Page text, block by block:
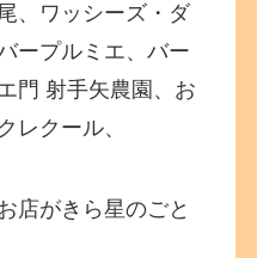
、ワッシーズ・ダ
ープルミエ、バー
門 射手矢農園、お
レクール、
店がきら星のごと